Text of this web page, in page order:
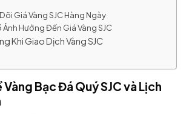
Giá Vàng SJC Hàng Ngày
Ảnh Hưởng Đến Giá Vàng SJC
Khi Giao Dịch Vàng SJC
Bạc Đá Quý SJC và Lịch